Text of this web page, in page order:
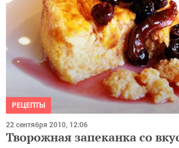
РЕЦЕПТЫ
22 сентября 2010, 12:06
Творожная запеканка со